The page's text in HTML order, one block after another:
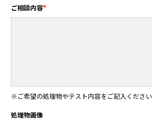
ご相談内容*
※ご希望の処理物やテスト内容をご記入ください
処理物画像